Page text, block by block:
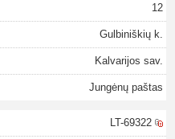
12
Gulbiniškių k.
Kalvarijos sav.
Jungėnų paštas
LT-69322